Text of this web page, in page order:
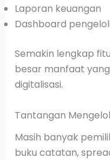
Laporan keuangan
Dashboard
Semakin lengkap
besar manfaat
digitalisasi.
Tantangan
Masih banyak
buku catatan,